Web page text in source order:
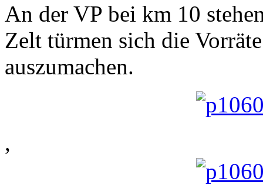
An der VP bei km 10
Zelt türmen sich die
auszumachen.
,